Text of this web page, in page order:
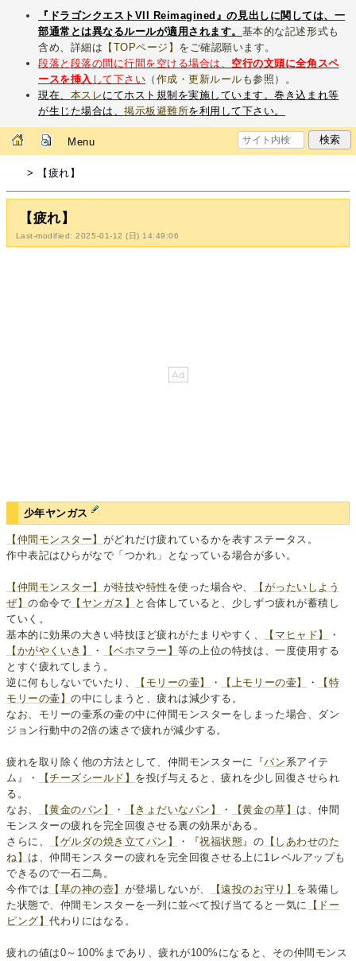
『ドラゴンクエストVII Reimagined』の見出しに関しては、一
部通常とは異なるルールが適用されます。 基本的な記述形式も
含め、詳細は 【TOPページ】 をご確認願います。
段落と段落の間に行間を空ける場合は、 空行の文頭に全角スペ
ースを挿入 して下さい （ 作成・更新ルール も参照）。
現在、 本スレにてホスト規制を実施しています。巻き込まれ等
が生じた場合は、掲示板避難所を利用して下さい。
Menu
> 【疲れ】
【疲れ】
Last-modified: 2025-01-12 (日) 14:49:06
少年ヤンガス
【仲間モンスター】 がどれだけ疲れているかを表すステータス。
作中表記はひらがなで「つかれ」となっている場合が多い。
【仲間モンスター】 が特技や特性 を使った場合や、
【がったいしよう
ぜ】の命令で 【ヤンガス】
と合体していると、少しずつ疲れが蓄積し
ていく。
基本的に効果の大きい特技ほど疲れがたまりやすく、
【マヒャド】
・
【かがやくいき】
・ 【ベホマラー】等の上位の特技は、一度使用する
とすぐ疲れてしまう。
逆に何もしないでいたり、
【モリーの壷】 ・ 【上モリーの壷】 ・
【特
モリーの壷】の中にしまうと、疲れは減少する。
なお、モリーの壷系の壷の中に仲間モンスターをしまった場合、ダン
ジョン行動中の2倍の速さで疲れが減少する。
疲れを取り除く他の方法として、仲間モンスターに『パン 系アイテ
ム』・
【チーズシールド】 を投げ与えると、疲れを少し回復させられ
る。
なお、
【黄金のパン】 ・ 【きょだいなパン】 ・ 【黄金の草】 は、仲間
モンスターの疲れを完全回復させる裏の効果がある。
さらに、
【ゲルダの焼き立てパン】 ・『祝福状態 』の 【しあわせのた
ね】 は、仲間モンスターの疲れを完全回復させる上に1レベルアップも
できるので一石二鳥。
今作では 【草の神の壺】 が登場しないが、 【遠投のお守り】 を装備し
た状態で、仲間モンスターを一列に並べて投げ当てると一気に
【ドー
ピング】代わりにはなる。
疲れの値は0～100%まであり、疲れが100%になると、その仲間モンス